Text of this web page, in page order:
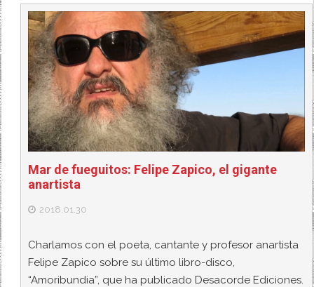
Mar de fueguitos: Felipe Zapico, el gigante
anartista
2018.01.30
Charlamos con el poeta, cantante y profesor anartista
Felipe Zapico sobre su último libro-disco,
“Amoribundia”, que ha publicado Desacorde Ediciones.